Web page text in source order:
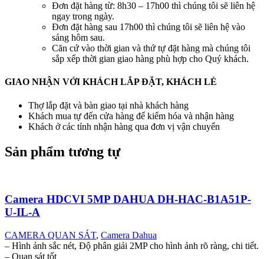
Đơn đặt hàng từ: 8h30 – 17h00 thì chúng tôi sẽ liên hệ
ngay trong ngày.
Đơn đặt hàng sau 17h00 thì chúng tôi sẽ liên hệ vào
sáng hôm sau.
Căn cứ vào thời gian và thứ tự đặt hàng mà chúng tôi
sắp xếp thời gian giao hàng phù hợp cho Quý khách.
GIAO NHẬN VỚI KHÁCH LẮP ĐẶT, KHÁCH LẺ
Thợ lắp đặt và bàn giao tại nhà khách hàng
Khách mua tự đến cửa hàng để kiểm hóa và nhận hàng
Khách ở các tỉnh nhận hàng qua đơn vị vận chuyển
Sản phẩm tương tự
Camera HDCVI 5MP DAHUA DH-HAC-B1A51P-
U-IL-A
CAMERA QUAN SÁT, Camera Dahua
– Hình ảnh sắc nét, Độ phân giải 2MP cho hình ảnh rõ ràng, chi tiết.
– Quan sát tốt